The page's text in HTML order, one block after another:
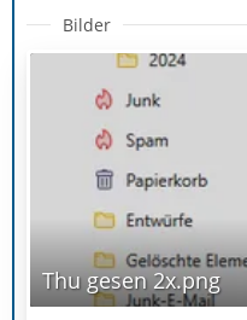
Bilder
Thu gesen 2x.png